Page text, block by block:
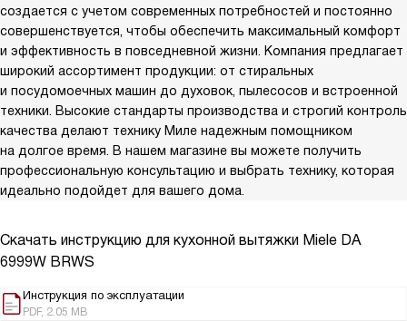
создается с учетом современных потребностей и постоянно
совершенствуется, чтобы обеспечить максимальный комфорт
и эффективность в повседневной жизни. Компания предлагает
широкий ассортимент продукции: от стиральных
и посудомоечных машин до духовок, пылесосов и встроенной
техники. Высокие стандарты производства и строгий контроль
качества делают технику Миле надежным помощником
на долгое время. В нашем магазине вы можете получить
профессиональную консультацию и выбрать технику, которая
идеально подойдет для вашего дома.
Скачать инструкцию для кухонной вытяжки Miele DA
6999W BRWS
Инструкция по эксплуатации
PDF, 2.05 MB